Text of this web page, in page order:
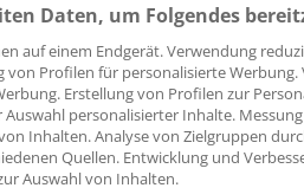
fallen auch Extrakte aus der
Potenzial werden oft
diskutiert, so Professor
(Z Phytother 2012;
Daten, um Folgendes
auf einem Endgerät. Verwendung
von Profilen für personalisierte
Erstellung von Profilen zur
personalisierter Inhalte.
Inhalten. Analyse von Zielgruppen
Quellen. Entwicklung und
Auswahl von Inhalten.